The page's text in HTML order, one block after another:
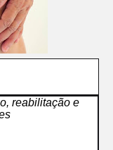
reabilitação e